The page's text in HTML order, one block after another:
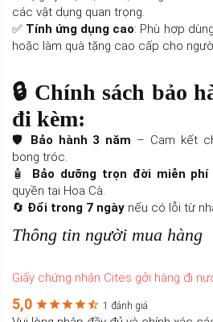
các vật dụng quan trọng.
✅ Tính ứng dụng cao: Phù hợp
hoặc làm quà tặng cao cấp cho
🔒 Chính sách bảo
đi kèm:
🛡️ Bảo hành 3 năm – Cam kết
bong tróc.
🧴 Bảo dưỡng trọn đời miễn phí
quyền tại Hoa Cà.
🔄 Đổi trong 7 ngày nếu có lỗi từ
Thông tin người mua hàng
Giấy chứng nhận Cites gởi hàng đi
5,0 1 đánh giá